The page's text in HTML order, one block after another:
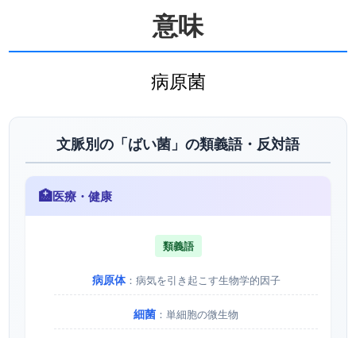
意味
病原菌
文脈別の「ばい菌」の類義語・反対語
🏥医療・健康
類義語
病原体：病気を引き起こす生物学的因子
細菌 ：単細胞の微生物